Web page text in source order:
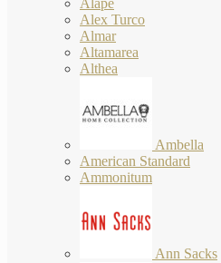
Alape
Alex Turco
Almar
Altamarea
Althea
Ambella
American Standard
Ammonitum
Ann Sacks